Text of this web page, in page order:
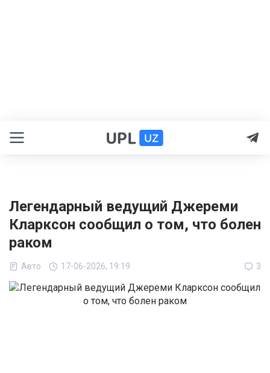
Легендарный ведущий Джереми
Кларксон сообщил о том, что болен
раком
Авто 17-06-2026, 19:19 3